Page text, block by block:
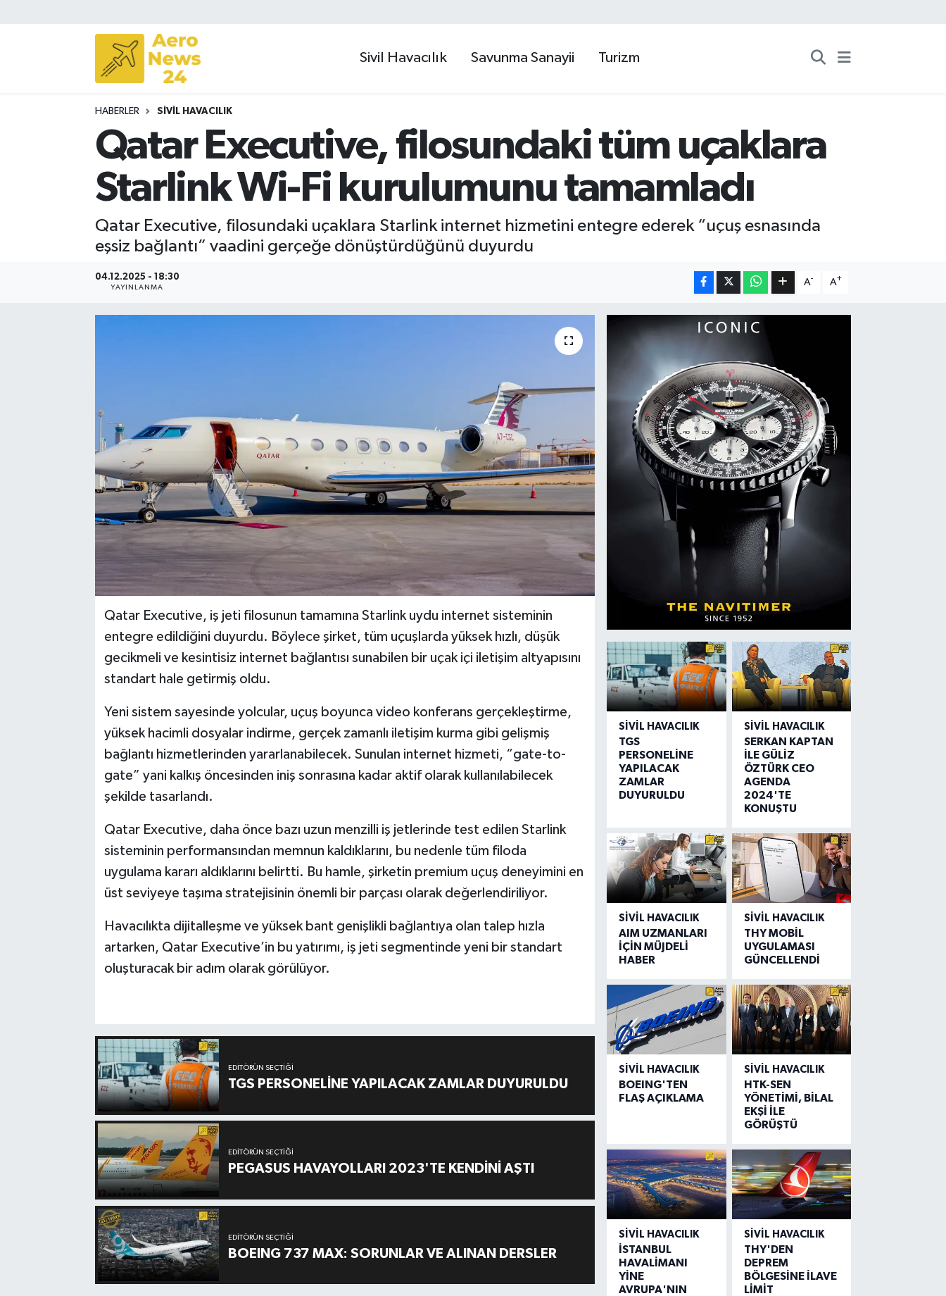
Sivil Havacılık Savunma Sanayii Turizm
HABERLER SIVIL HAVACILIK
Qatar Executive, filosundaki tüm uçaklara
Starlink Wi-Fi kurulumunu tamamladı
Qatar Executive, filosundaki uçaklara Starlink internet hizmetini entegre ederek “uçuş esnasında
eşsiz bağlantı” vaadini gerçeğe dönüştürdüğünü duyurdu
04.12.2025 - 18:30
YAYINLANMA
A- A+
Qatar Executive, iş jeti filosunun tamamına Starlink uydu internet sisteminin
entegre edildiğini duyurdu. Böylece şirket, tüm uçuşlarda yüksek hızlı, düşük
gecikmeli ve kesintisiz internet bağlantısı sunabilen bir uçak içi iletişim altyapısını
standart hale getirmiş oldu.
Yeni sistem sayesinde yolcular, uçuş boyunca video konferans gerçekleştirme,
yüksek hacimli dosyalar indirme, gerçek zamanlı iletişim kurma gibi gelişmiş
bağlantı hizmetlerinden yararlanabilecek. Sunulan internet hizmeti, “gate-to-
gate” yani kalkış öncesinden iniş sonrasına kadar aktif olarak kullanılabilecek
şekilde tasarlandı.
Qatar Executive, daha önce bazı uzun menzilli iş jetlerinde test edilen Starlink
sisteminin performansından memnun kaldıklarını, bu nedenle tüm filoda
uygulama kararı aldıklarını belirtti. Bu hamle, şirketin premium uçuş deneyimini en
üst seviyeye taşıma stratejisinin önemli bir parçası olarak değerlendiriliyor.
Havacılıkta dijitalleşme ve yüksek bant genişlikli bağlantıya olan talep hızla
artarken, Qatar Executive’in bu yatırımı, iş jeti segmentinde yeni bir standart
oluşturacak bir adım olarak görülüyor.
EDITÖRÜN SEÇTIĞI
TGS PERSONELİNE YAPILACAK ZAMLAR DUYURULDU
EDITÖRÜN SEÇTIĞI
PEGASUS HAVAYOLLARI 2023'TE KENDİNİ AŞTI
EDITÖRÜN SEÇTIĞI
BOEING 737 MAX: SORUNLAR VE ALINAN DERSLER
SIVIL HAVACILIK
TGS
PERSONELİNE
YAPILACAK
ZAMLAR
DUYURULDU
SIVIL HAVACILIK
SERKAN KAPTAN
İLE GÜLİZ
ÖZTÜRK CEO
AGENDA
2024'TE
KONUŞTU
SIVIL HAVACILIK
AIM UZMANLARI
İÇİN MÜJDELİ
HABER
SIVIL HAVACILIK
THY MOBİL
UYGULAMASI
GÜNCELLENDİ
SIVIL HAVACILIK
BOEING'TEN
FLAŞ AÇIKLAMA
SIVIL HAVACILIK
HTK-SEN
YÖNETİMİ, BİLAL
EKŞİ İLE
GÖRÜŞTÜ
SIVIL HAVACILIK
İSTANBUL
HAVALİMANI
YİNE
AVRUPA'NIN
SIVIL HAVACILIK
THY'DEN
DEPREM
BÖLGESİNE İLAVE
LİMİT
Sivil Havacılık